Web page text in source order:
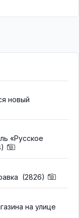
новый
«Русское
(2826)
на улице